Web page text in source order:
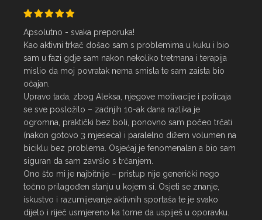
Apsolutno - svaka preporuka!
Kao aktivni trkač došao sam s problemima u kuku i bio
sam u fazi gdje sam nakon nekoliko tretmana i terapija
mislio da moj povratak nema smisla te sam zaista bio
očajan.
Upravo tada, zbog Aleksa, njegove motivacije i poticaja
se sve posložilo – zadnjih 10-ak dana razlika je
ogromna, praktički bez boli, ponovno sam počeo trčati
(nakon gotovo 3 mjeseca) i paralelno dižem volumen na
biciklu bez problema. Osjećaj je fenomenalan a bio sam
siguran da sam završio s trčanjem.
Ono što mi je najbitnije – pristup nije generički nego
točno prilagođen stanju u kojem si. Osjeti se znanje,
iskustvo i razumijevanje aktivnih sportaša te je svako
dijelo i riječ usmjereno ka tome da uspiješ u oporavku.